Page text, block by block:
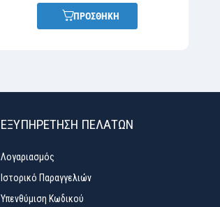
ΠΡΟΣΘΗΚΗ
ΕΞΥΠΗΡΈΤΗΣΗ ΠΕΛΑΤΏΝ
Λογαριασμός
Ιστορικό Παραγγελιών
Υπενθύμιση Κωδικού